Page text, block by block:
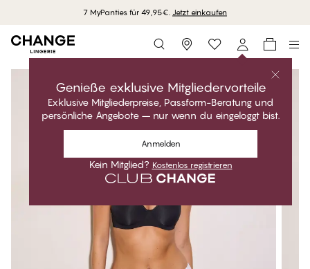
7 MyPanties für 49,95€. Jetzt einkaufen
Storefinder
Genieße exklusive Mitgliedervorteile
Exklusive Mitgliederpreise, Passform-Beratung und
persönliche Angebote – nur wenn du eingeloggt bist.
Anmelden
Kein Mitglied? Kostenlos registrieren